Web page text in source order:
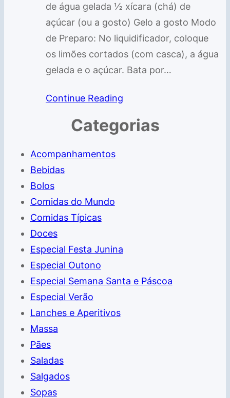
de água gelada ½ xícara (chá) de
açúcar (ou a gosto) Gelo a gosto Modo
de Preparo: No liquidificador, coloque
os limões cortados (com casca), a água
gelada e o açúcar. Bata por…
Continue Reading
Categorias
Acompanhamentos
Bebidas
Bolos
Comidas do Mundo
Comidas Típicas
Doces
Especial Festa Junina
Especial Outono
Especial Semana Santa e Páscoa
Especial Verão
Lanches e Aperitivos
Massa
Pães
Saladas
Salgados
Sopas